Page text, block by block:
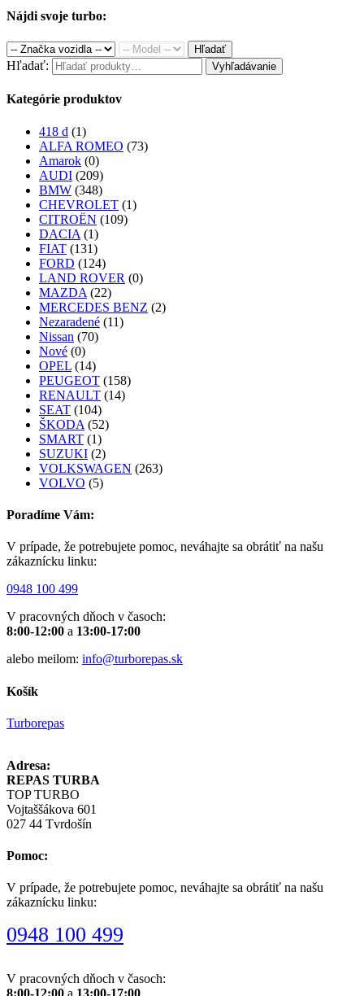
Nájdi svoje turbo:
Hľadať
Hľadať: Vyhľadávanie
Kategórie produktov
418 d (1)
ALFA ROMEO (73)
Amarok (0)
AUDI (209)
BMW (348)
CHEVROLET (1)
CITROËN (109)
DACIA (1)
FIAT (131)
FORD (124)
LAND ROVER (0)
MAZDA (22)
MERCEDES BENZ (2)
Nezaradené (11)
Nissan (70)
Nové (0)
OPEL (14)
PEUGEOT (158)
RENAULT (14)
SEAT (104)
ŠKODA (52)
SMART (1)
SUZUKI (2)
VOLKSWAGEN (263)
VOLVO (5)
Poradíme Vám:
V prípade, že potrebujete pomoc, neváhajte sa obrátiť na našu
zákaznícku linku:
0948 100 499
V pracovných dňoch v časoch:
8:00-12:00 a 13:00-17:00
alebo meilom: info@turborepas.sk
Košík
Turborepas
Adresa:
REPAS TURBA
TOP TURBO
Vojtaššákova 601
027 44 Tvrdošín
Pomoc:
V prípade, že potrebujete pomoc, neváhajte sa obrátiť na našu
zákaznícku linku:
0948 100 499
V pracovných dňoch v časoch: